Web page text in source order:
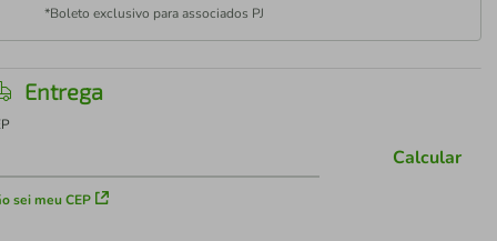
*Boleto exclusivo para associados PJ
Entrega
sei meu CEP
Calcular